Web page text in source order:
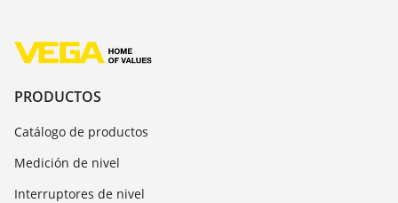
PRODUCTOS
Catálogo de productos
Medición de nivel
Interruptores de nivel